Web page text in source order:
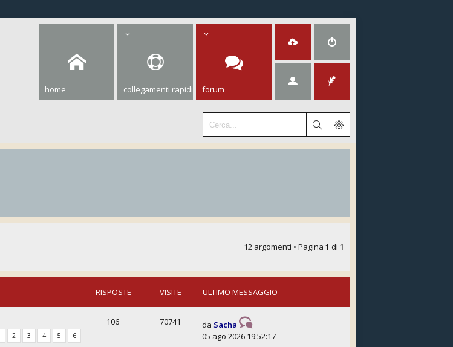
home collegamenti rapidi forum
12 argomenti • Pagina 1 di 1
RISPOSTE VISITE ULTIMO MESSAGGIO
2 3 4 5 6
106 70741 da Sacha
05 ago 2026 19:52:17